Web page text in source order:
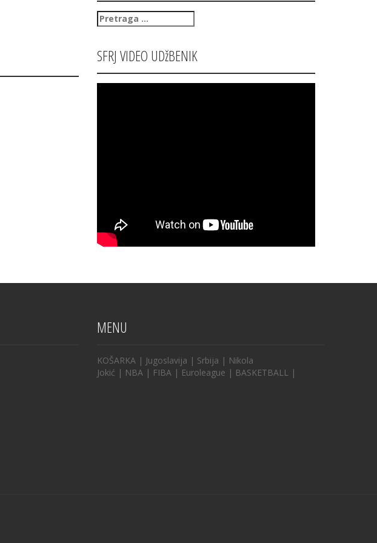
Pretraga
za:
SFRJ VIDEO UDžBENIK
MENU
KOŠARKA | Jugoslavija | Srbija | Nikola
Jokić | NBA | FIBA | Euroleague | BASKETBALL |